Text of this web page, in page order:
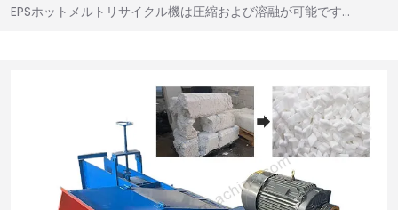
EPSホットメルトリサイクル機は圧縮および溶融が可能です…